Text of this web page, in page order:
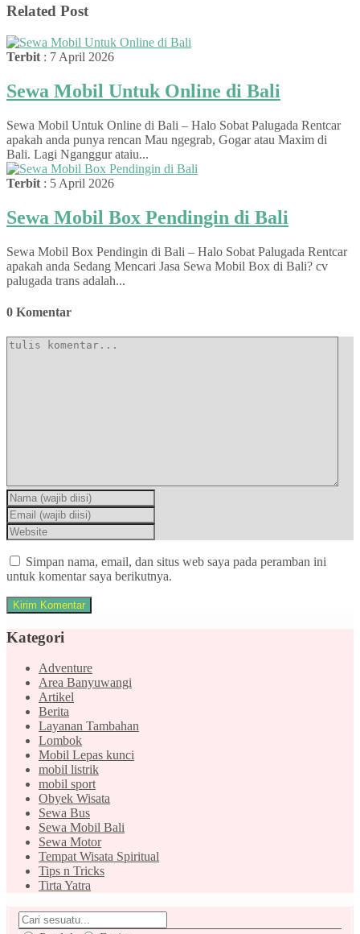
Related Post
Terbit : 7 April 2026
Sewa Mobil Untuk Online di Bali
Sewa Mobil Untuk Online di Bali – Halo Sobat Palugada Rentcar
apakah anda punya rencan Mau ngegrab, Gogar atau Maxim di
Bali. Lagi Nganggur ataiu...
Terbit : 5 April 2026
Sewa Mobil Box Pendingin di Bali
Sewa Mobil Box Pendingin di Bali – Halo Sobat Palugada Rentcar
apakah anda Sedang Mencari Jasa Sewa Mobil Box di Bali? cv
palugada trans adalah...
0 Komentar
Simpan nama, email, dan situs web saya pada peramban ini
untuk komentar saya berikutnya.
Kategori
Adventure
Area Banyuwangi
Artikel
Berita
Layanan Tambahan
Lombok
Mobil Lepas kunci
mobil listrik
mobil sport
Obyek Wisata
Sewa Bus
Sewa Mobil Bali
Sewa Motor
Tempat Wisata Spiritual
Tips n Tricks
Tirta Yatra